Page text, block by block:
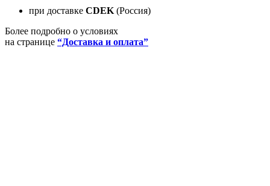
при доставке CDEK (Россия)
Более подробно о условиях
на странице “Доставка и оплата”